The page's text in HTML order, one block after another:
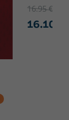
16.95 €
16.10 €